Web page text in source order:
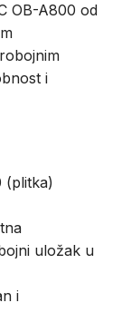
OB-A800 od
i
(plitka)
uložak u
i